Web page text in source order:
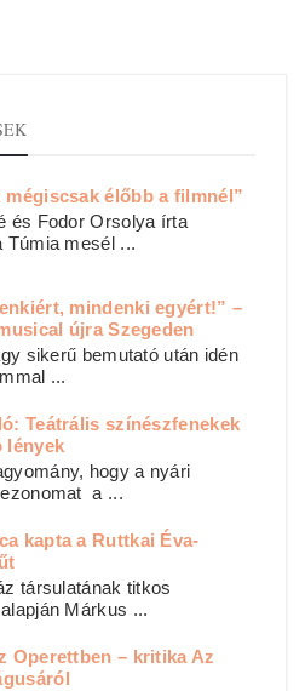
mégiscsak élőbb a filmnél”
és Fodor Orsolya írta
Túmia mesél ...
mindenki egyért!” –
újra Szegeden
sikerű bemutató után idén
...
Teátrális színészfenekek
lények
hogy a nyári
a ...
kapta a Ruttkai Éva-
társulatának titkos
Márkus ...
Operettben – kritika Az